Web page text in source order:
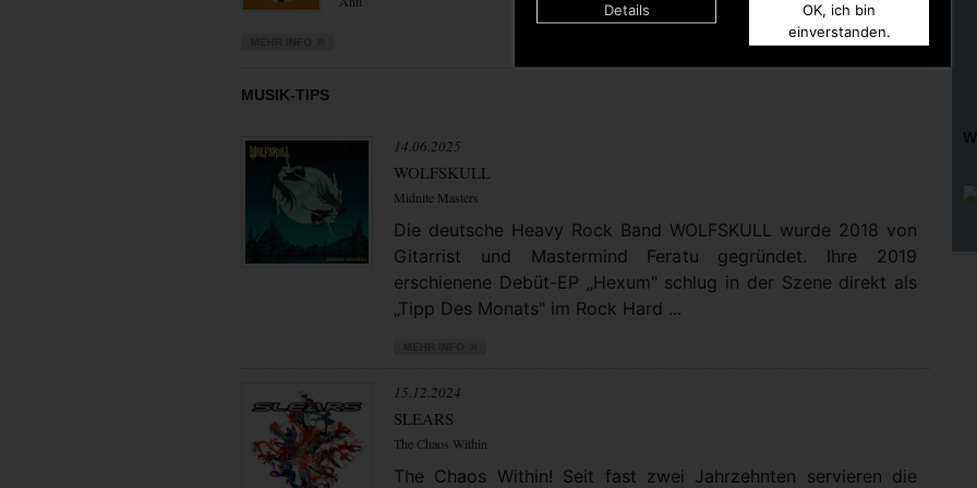
Details
OK, ich bin
einverstanden.
MUSIK-TIPS
14.06.2025
WOLFSKULL
Midnite Masters
Die deutsche Heavy Rock Band WOLFSKULL wurde 2018 von
Gitarrist und Mastermind Feratu gegründet. Ihre 2019
erschienene Debüt-EP „Hexum" schlug in der Szene direkt als
„Tipp Des Monats" im Rock Hard ...
15.12.2024
SLEARS
The Chaos Within
The Chaos Within! Seit fast zwei Jahrzehnten servieren die